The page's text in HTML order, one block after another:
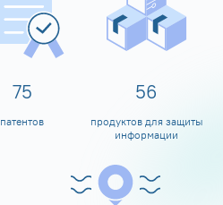
80
патентов
60
продуктов для защиты
информации